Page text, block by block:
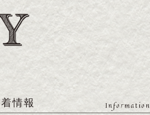
情報 Information